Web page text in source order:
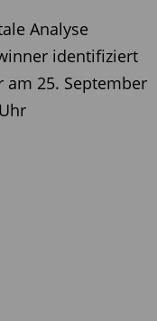
Rezession auch
die Renten 15,8
sie in
teilweise extrem
konnten sie Anfang
durch die großen
Renten in
von sieben
Analyse
identifiziert
am 25. September